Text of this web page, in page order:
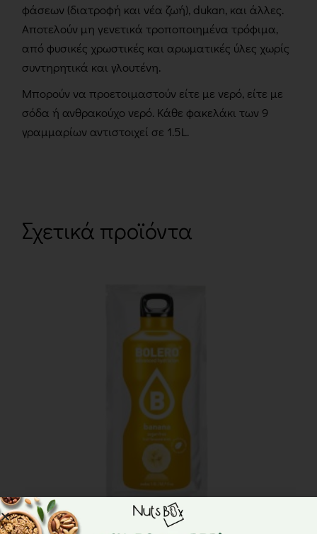
φάσεων (διατροφή και νέα ζωή), dukan, και άλλες.
Αποτελούν μη γενετικά τροποποιημένα τρόφιμα,
από φυσικές χρωστικές και αρωματικές ύλες χωρίς
συντηρητικά και γλουτένη.
Μπορούν να προετοιμαστούν είτε με νερό, είτε με
σόδα ή ανθρακούχο νερό. Κάθε φακελάκι των 9
γραμμαρίων αντιστοιχεί σε 1.5L.
Σχετικά προϊόντα